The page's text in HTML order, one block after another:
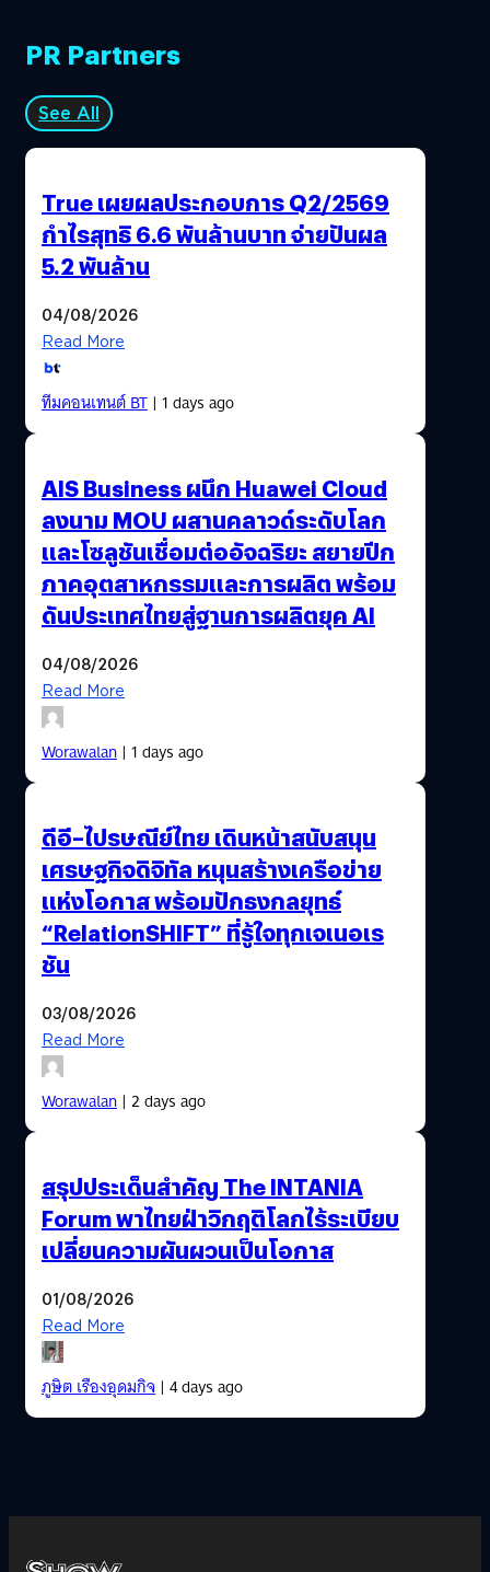
PR Partners
See All
True เผยผลประกอบการ Q2/2569
กำไรสุทธิ 6.6 พันล้านบาท จ่ายปันผล
5.2 พันล้าน
04/08/2026
Read More
ทีมคอนเทนต์ BT| 1 days ago
AIS Business ผนึก Huawei Cloud
ลงนาม MOU ผสานคลาวด์ระดับโลก
และโซลูชันเชื่อมต่ออัจฉริยะ สยายปีก
ภาคอุตสาหกรรมและการผลิต พร้อม
ดันประเทศไทยสู่ฐานการผลิตยุค AI
04/08/2026
Read More
Worawalan| 1 days ago
ดีอี–ไปรษณีย์ไทย เดินหน้าสนับสนุน
เศรษฐกิจดิจิทัล หนุนสร้างเครือข่าย
แห่งโอกาส พร้อมปักธงกลยุทธ์
“RelationSHIFT” ที่รู้ใจทุกเจเนอเร
ชัน
03/08/2026
Read More
Worawalan| 2 days ago
สรุปประเด็นสำคัญ The INTANIA
Forum พาไทยฝ่าวิกฤติโลกไร้ระเบียบ
เปลี่ยนความผันผวนเป็นโอกาส
01/08/2026
Read More
ภูษิต เรืองอุดมกิจ| 4 days ago